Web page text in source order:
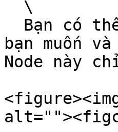
bạn muốn
Node này